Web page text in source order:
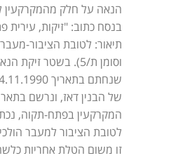
הנאה על חלק מהמקרקעין
בנסח כתוב: "זיקות,
תיאור: לטובת הציבור-
וסומן ת/5). בשטר
של הבנין דאז, ונרשם
המקרקעין בפתח-תקוה,
לטובת הציבור למעבר
זו משום הטלת אחריות